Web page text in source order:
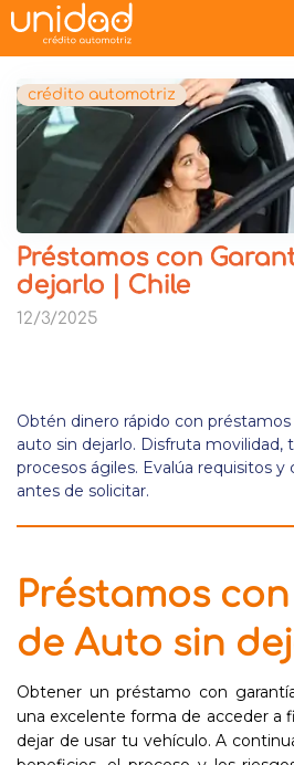
crédito automotriz
Préstamos con
dejarlo | Chile
12/3/2025
Obtén dinero rápido con
auto sin dejarlo. Disfruta movilidad,
procesos ágiles. Evalúa requisitos y
antes de solicitar.
Préstamos
de Auto sin
Obtener un préstamo con
una excelente forma de acceder a
dejar de usar tu vehículo. A